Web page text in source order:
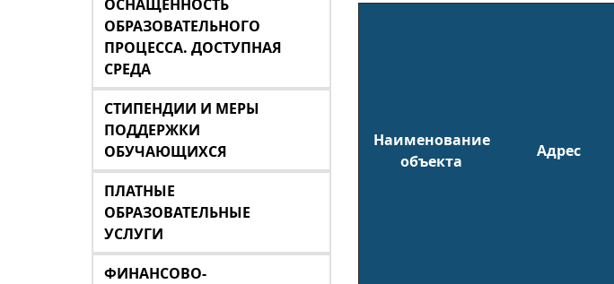
ОСНАЩЕННОСТЬ
ОБРАЗОВАТЕЛЬНОГО
ПРОЦЕССА. ДОСТУПНАЯ
СРЕДА
СТИПЕНДИИ И МЕРЫ
ПОДДЕРЖКИ
ОБУЧАЮЩИХСЯ
ПЛАТНЫЕ
ОБРАЗОВАТЕЛЬНЫЕ
УСЛУГИ
ФИНАНСОВО-
Наименование
объекта
Адрес